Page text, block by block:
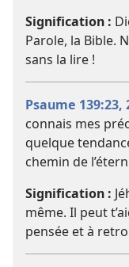
Signification :
Parole, la Bible.
sans la lire !
Psaume 139:23,
connais mes
quelque
chemin de
Signification :
même. Il peut
pensée et à